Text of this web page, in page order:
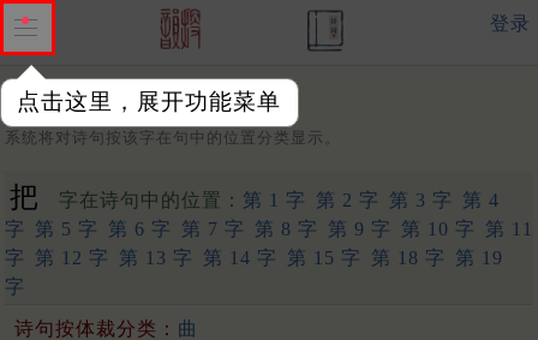
点击这里，展开功能菜单
登录
字：
系统将对诗句按该字在句中的位置分类显示。
把 字在诗句中的位置： 第 1 字 第 2 字 第 3 字
第 4
字
第 5 字 第 6 字 第 7 字 第 8 字 第 9 字 第 10 字
第 11
字
第 12 字 第 13 字 第 14 字 第 15 字 第 18 字
第 19
字
诗句按体裁分类： 曲